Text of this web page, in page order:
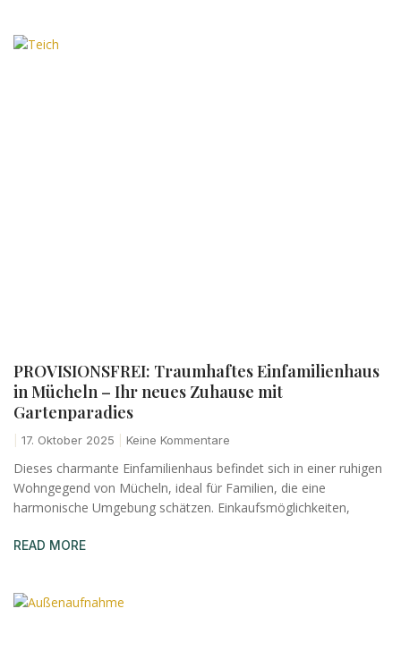
PROVISIONSFREI: Traumhaftes Einfamilienhaus
in Mücheln – Ihr neues Zuhause mit
Gartenparadies
17. Oktober 2025 Keine Kommentare
Dieses charmante Einfamilienhaus befindet sich in einer ruhigen
Wohngegend von Mücheln, ideal für Familien, die eine
harmonische Umgebung schätzen. Einkaufsmöglichkeiten,
READ MORE